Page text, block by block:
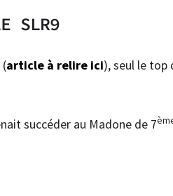
SLR9
article à relire ici), seul le top
succéder au Madone de 7